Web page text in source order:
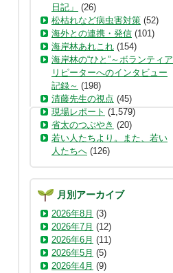
日記」
(26)
松枯れなど病虫害対策 (52)
海外との連携・発信 (101)
海岸林あれこれ (154)
海岸林の“ひと”～ボランティア
リピーターへのインタビュー
記録～ (198)
清藤先生の視点 (45)
現場レポート (1,579)
省太のつぶやき (20)
若い人たちより。また、若い
人たちへ (126)
月別アーカイブ
2026年8月 (3)
2026年7月 (12)
2026年6月 (11)
2026年5月 (5)
2026年4月 (9)